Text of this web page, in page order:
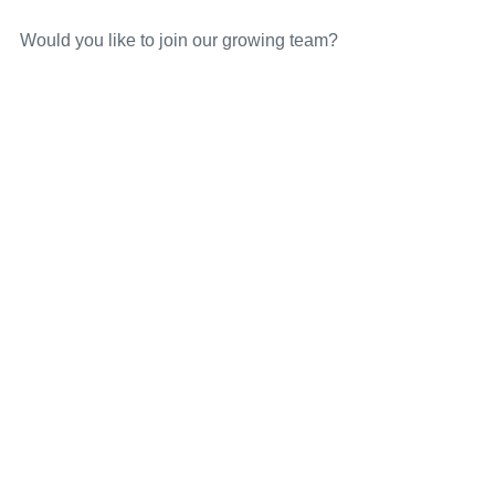
Would you like to join our growing team?